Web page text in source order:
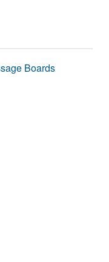
Boards